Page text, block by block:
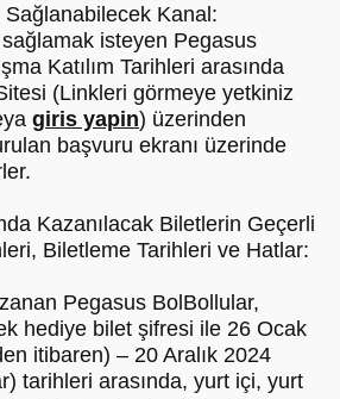
Sağlanabilecek Kanal:
sağlamak isteyen Pegasus
Katılım Tarihleri arasında
(Linkleri görmeye yetkiniz
giris yapin) üzerinden
başvuru ekranı üzerinde
Kazanılacak Biletlerin Geçerli
Biletleme Tarihleri ve Hatlar:
Pegasus BolBollular,
hediye bilet şifresi ile 26 Ocak
itibaren) – 20 Aralık 2024
tarihleri arasında, yurt içi, yurt